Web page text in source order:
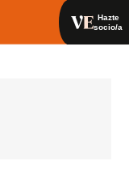
Hazte
socio/a